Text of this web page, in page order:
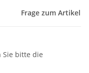
Frage zum Artikel
Sie bitte die